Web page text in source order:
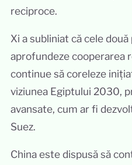
reciproce.
Xi a subliniat că cele
aprofundeze cooperarea
continue să coreleze
viziunea Egiptului 2030,
avansate, cum ar fi
Suez.
China este dispusă să